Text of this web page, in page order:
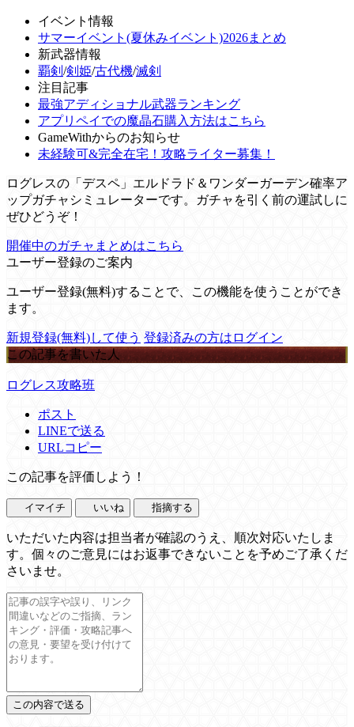
イベント情報
サマーイベント(夏休みイベント)2026まとめ
新武器情報
覇剣 /剣姫/古代機/滅剣
注目記事
最強アディショナル武器ランキング
アプリペイでの魔晶石購入方法はこちら
GameWithからのお知らせ
未経験可&完全在宅！攻略ライター募集！
ログレスの「デスペ」エルドラド＆ワンダーガーデン確率ア
ップガチャシミュレーターです。ガチャを引く前の運試しに
ぜひどうぞ！
開催中のガチャまとめはこちら
ユーザー登録のご案内
ユーザー登録(無料)することで、この機能を使うことができ
ます。
新規登録(無料)して使う 登録済みの方はログイン
この記事を書いた人
ログレス攻略班
ポスト
LINEで送る
URLコピー
この記事を評価しよう！
イマイチ いいね 指摘する
いただいた内容は担当者が確認のうえ、順次対応いたしま
す。個々のご意見にはお返事できないことを予めご了承くだ
さいませ。